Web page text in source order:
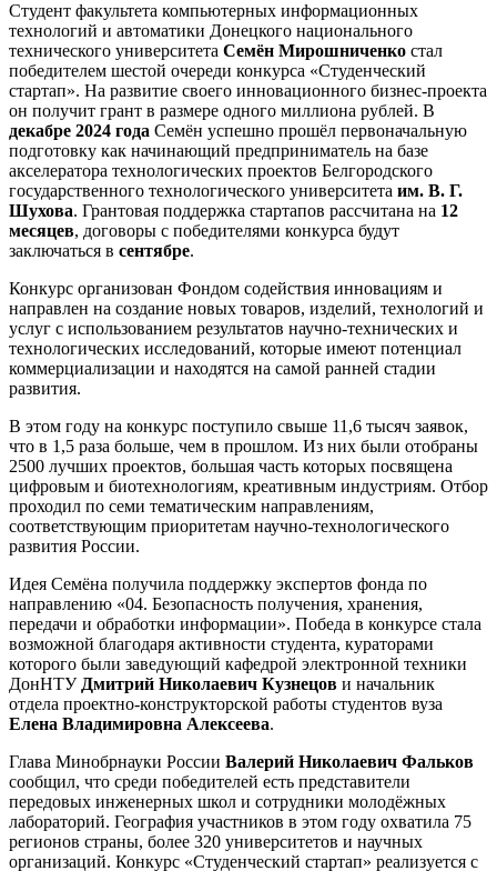
Студент факультета компьютерных информационных
технологий и автоматики Донецкого национального
технического университета Семён Мирошниченко стал
победителем шестой очереди конкурса «Студенческий
стартап». На развитие своего инновационного бизнес-проекта
он получит грант в размере одного миллиона рублей. В
декабре 2024 года Семён успешно прошёл первоначальную
подготовку как начинающий предприниматель на базе
акселератора технологических проектов Белгородского
государственного технологического университета им. В. Г.
Шухова. Грантовая поддержка стартапов рассчитана на 12
месяцев, договоры с победителями конкурса будут
заключаться в сентябре.
Конкурс организован Фондом содействия инновациям и
направлен на создание новых товаров, изделий, технологий и
услуг с использованием результатов научно-технических и
технологических исследований, которые имеют потенциал
коммерциализации и находятся на самой ранней стадии
развития.
В этом году на конкурс поступило свыше 11,6 тысяч заявок,
что в 1,5 раза больше, чем в прошлом. Из них были отобраны
2500 лучших проектов, большая часть которых посвящена
цифровым и биотехнологиям, креативным индустриям. Отбор
проходил по семи тематическим направлениям,
соответствующим приоритетам научно-технологического
развития России.
Идея Семёна получила поддержку экспертов фонда по
направлению «04. Безопасность получения, хранения,
передачи и обработки информации». Победа в конкурсе стала
возможной благодаря активности студента, кураторами
которого были заведующий кафедрой электронной техники
ДонНТУ Дмитрий Николаевич Кузнецов и начальник
отдела проектно-конструкторской работы студентов вуза
Елена Владимировна Алексеева.
Глава Минобрнауки России Валерий Николаевич Фальков
сообщил, что среди победителей есть представители
передовых инженерных школ и сотрудники молодёжных
лабораторий. География участников в этом году охватила 75
регионов страны, более 320 университетов и научных
организаций. Конкурс «Студенческий стартап» реализуется с